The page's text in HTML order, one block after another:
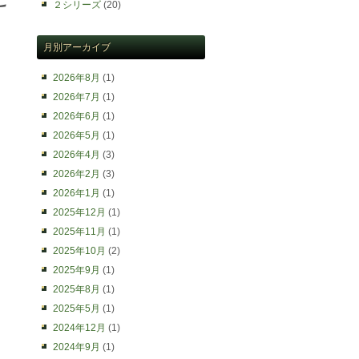
２シリーズ (20)
月別アーカイブ
2026年8月 (1)
2026年7月 (1)
2026年6月 (1)
2026年5月 (1)
2026年4月 (3)
2026年2月 (3)
2026年1月 (1)
2025年12月 (1)
2025年11月 (1)
2025年10月 (2)
2025年9月 (1)
2025年8月 (1)
2025年5月 (1)
2024年12月 (1)
2024年9月 (1)